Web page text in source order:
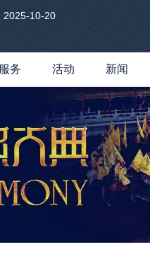
2025-10-20
服务 活动 新闻